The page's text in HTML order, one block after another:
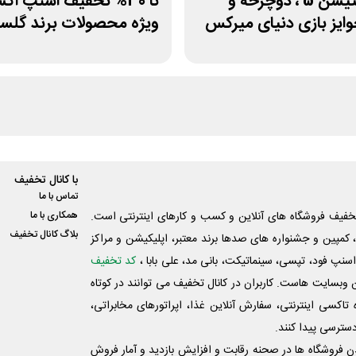
بازی دنیای میرکس
ویژه محصولات برند
فروشگاه های آنلاین و کسب و‌ کارهای اینترنتی است.
و جشنواره های صدها برند معتبر، اپلیکیشن و مراکز
فود، تپسی، سینماتیکت، بانی مد، علی‌ بابا ، کد تخفیف
وبسایت ‌هاست. کاربران در کانال تخفیف می توانند در کوتاه
اینترنتی، سفارش آنلاین غذا، اپراتورهای مخابراتی،
پیدا کنند.
فروشگاه ها در صحنه رقابت و افزایش بازدید و آمار فروش
با کانال تخفیف
تماس با ما
همکاری با ما
بلاگ کانال تخفیف